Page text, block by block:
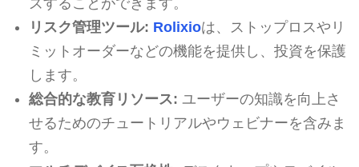
リスク管理ツール: Rolixioは、ストップロスやリ
ミットオーダーなどの機能を提供し、投資を保護
します。
総合的な教育リソース: ユーザーの知識を向上さ
せるためのチュートリアルやウェビナーを含みま
す。